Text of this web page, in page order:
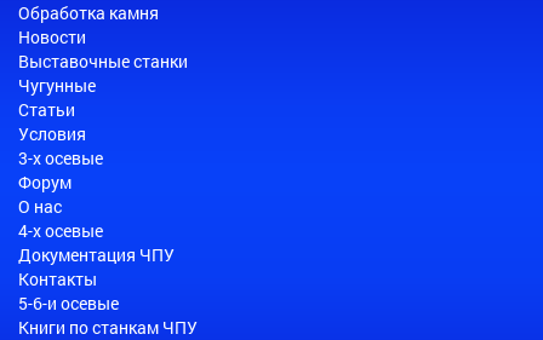
Обработка камня
Новости
Выставочные станки
Чугунные
Статьи
Условия
3-х осевые
Форум
О нас
4-х осевые
Документация ЧПУ
Контакты
5-6-и осевые
Книги по станкам ЧПУ